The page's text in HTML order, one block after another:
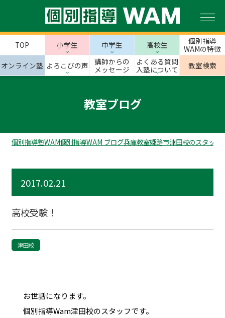
TOP 小学生 中学生 高校生
個別指導
WAMの特徴
オンライン塾 よろこびの声
講師からの
メッセージ
よくある質問
入塾について
教室検索
教室ブログ
個別指導塾WAM個別指導WAM ブログ兵庫教室姫路市津田校のスタッフ
2017.02.21
高校受験！
津田校
お世話になります。
個別指導Wam津田校のスタッフです。